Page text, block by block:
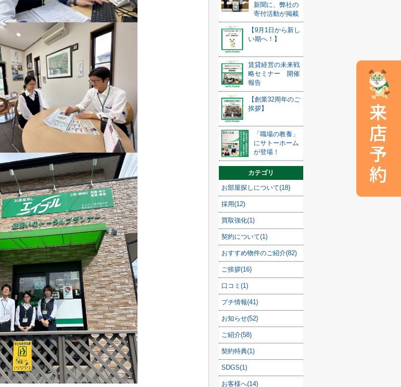
新聞に、弊社の
寄付活動が掲載
【9月1日から新し
い期へ！】
賃貸経営の未来戦
略セミナー 開催
報告
【創業32周年のご
挨拶】
「職場の教養」
にサトーホーム
が登場！
カテゴリ
お部屋探しについて(18)
採用(12)
買取強化(1)
契約について(1)
おすすめ物件のご紹介(82)
ご挨拶(16)
口コミ(1)
プチ情報(41)
お知らせ(52)
ご紹介(58)
契約特典(1)
SDGS(1)
お客様へ(14)